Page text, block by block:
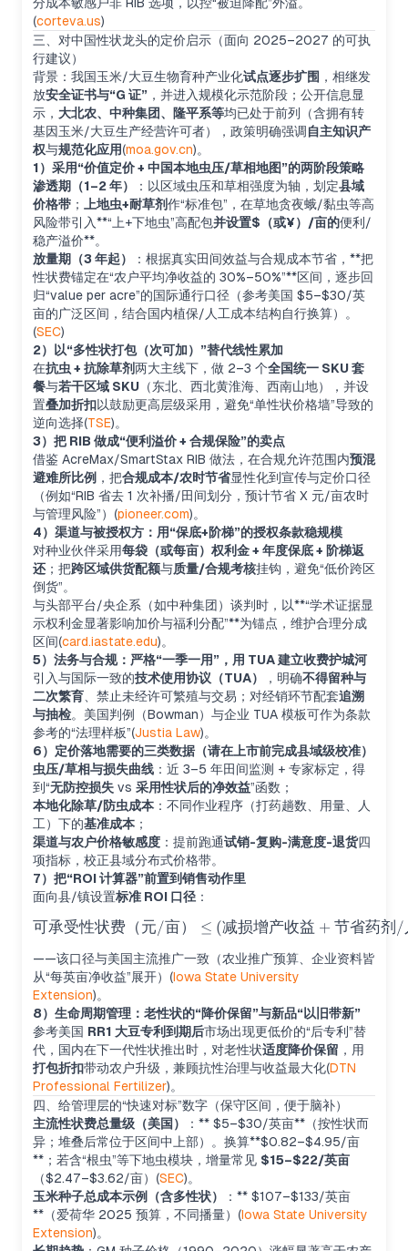
(corteva.us)
三、对中国性状龙头的定价启示（面向 2025–2027 的可执
行建议）
背景：我国玉米/大豆生物育种产业化试点逐步扩围 ，相继发
放安全证书与“G 证” ，并进入规模化示范阶段；公开信息显
示， 大北农、中种集团、隆平系等均已处于前列（含拥有转
基因玉米/大豆生产经营许可者），政策明确强调 自主知识产
权与规范化应用(moa.gov.cn)。
1）采用“价值定价 + 中国本地虫压/草相地图”的两阶段策略
渗透期（1–2 年）
：以区域虫压和草相强度为轴，划定县域
价格带 ； 上地虫+耐草剂作“标准包”，在草地贪夜蛾/黏虫等高
风险带引入**“上+下地虫”高配包并设置$（或¥）/亩的便利/
稳产溢价**。
放量期（3 年起）
：根据真实田间效益与合规成本节省，**把
性状费锚定在“农户平均净收益的 30%–50%”**区间，逐步回
归“value per acre”的国际通行口径（参考美国 $5–$30/英
亩的广泛区间，结合国内植保/人工成本结构自行换算）。
(SEC)
2）以“多性状打包（次可加）”替代线性累加
在抗虫 + 抗除草剂两大主线下，做 2–3 个全国统一 SKU 套
餐与若干区域 SKU （东北、西北黄淮海、西南山地），并设
置叠加折扣以鼓励更高层级采用，避免“单性状价格墙”导致的
逆向选择(TSE)。
3）把 RIB 做成“便利溢价 + 合规保险”的卖点
借鉴 AcreMax/SmartStax RIB 做法，在合规允许范围内预混
避难所比例 ，把合规成本/农时节省显性化到宣传与定价口径
（例如“RIB 省去 1 次补播/田间划分，预计节省 X 元/亩农时
与管理风险”）(pioneer.com)。
4）渠道与被授权方：用“保底+阶梯”的授权条款稳规模
对种业伙伴采用每袋（或每亩）权利金 + 年度保底 + 阶梯返
还；把跨区域供货配额与质量/合规考核挂钩，避免“低价跨区
倒货”。
与头部平台/央企系（如中种集团）谈判时，以**“学术证据显
示权利金显著影响加价与福利分配”**为锚点，维护合理分成
区间(card.iastate.edu)。
5）法务与合规：严格“一季一用”，用 TUA 建立收费护城河
引入与国际一致的技术使用协议（TUA） ，明确不得留种与
二次繁育 、禁止未经许可繁殖与交易；对经销环节配套追溯
与抽检。美国判例（Bowman）与企业 TUA 模板可作为条款
参考的“法理样板”(Justia Law)。
6）定价落地需要的三类数据（请在上市前完成县域级校准）
虫压/草相与损失曲线 ：近 3–5 年田间监测 + 专家标定，得
到“无防控损失 vs 采用性状后的净效益”函数；
本地化除草/防虫成本 ：不同作业程序（打药趟数、用量、人
工）下的基准成本 ；
渠道与农户价格敏感度 ：提前跑通试销-复购-满意度-退货四
项指标，校正县域分布式价格带。
7）把“ROI 计算器”前置到销售动作里
面向县/镇设置标准 ROI 口径 ：
\text{可承受性状费（元/亩
可承受性状费（元/亩） ≤ (减损增产收益 + 节省药剂 /
——该口径与美国主流推广一致（农业推广预算、企业资料皆
从“每英亩净收益”展开）(Iowa State University
Extension)。
8）生命周期管理：老性状的“降价保留”与新品“以旧带新”
参考美国 RR1 大豆专利到期后市场出现更低价的“后专利”替
代，国内在下一代性状推出时，对老性状适度降价保留 ，用
打包折扣带动农户升级，兼顾抗性治理与收益最大化(DTN
Professional Fertilizer)。
四、给管理层的“快速对标”数字（保守区间，便于脑补）
主流性状费总量级（美国）
：** $5–$30/英亩**（按性状而
异；堆叠后常位于区间中上部）。换算**$0.82–$4.95/亩
**；若含“根虫”等下地虫模块，增量常见 $15–$22/英亩
（$2.47–$3.62/亩）(SEC)。
玉米种子总成本示例（含多性状）
：** $107–$133/英亩
**（爱荷华 2025 预算，不同播量）(Iowa State University
Extension)。